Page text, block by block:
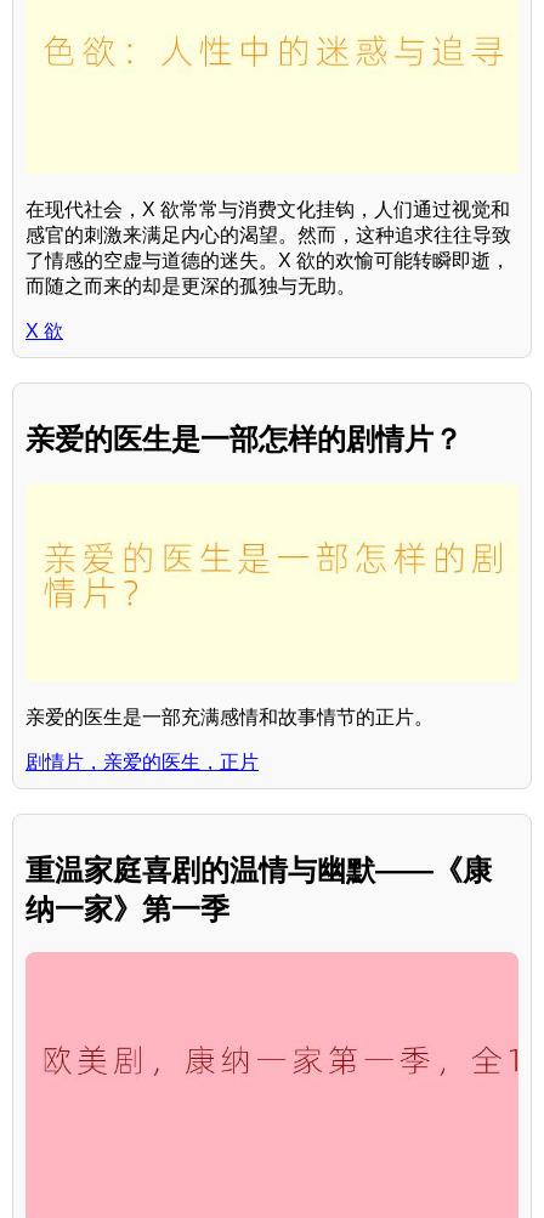
在现代社会，X 欲常常与消费文化挂钩，人们通过视觉和
感官的刺激来满足内心的渴望。然而，这种追求往往导致
了情感的空虚与道德的迷失。X 欲的欢愉可能转瞬即逝，
而随之而来的却是更深的孤独与无助。
X 欲
亲爱的医生是一部怎样的剧情片？
亲爱的医生是一部充满感情和故事情节的正片。
剧情片，亲爱的医生，正片
重温家庭喜剧的温情与幽默——《康
纳一家》第一季